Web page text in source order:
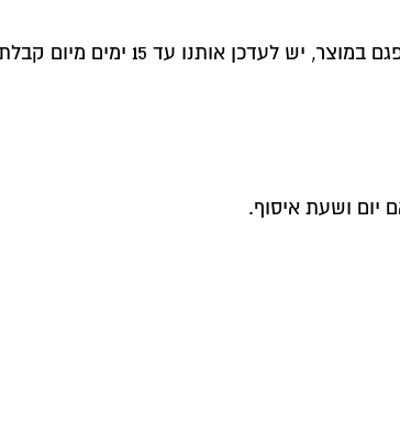
באמצעות דואר אלקטרוני או בשרות הלקוחות.
יום ושעת איסוף.